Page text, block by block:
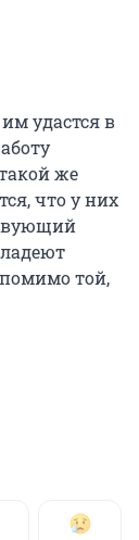
удастся в
же
что у них
той,